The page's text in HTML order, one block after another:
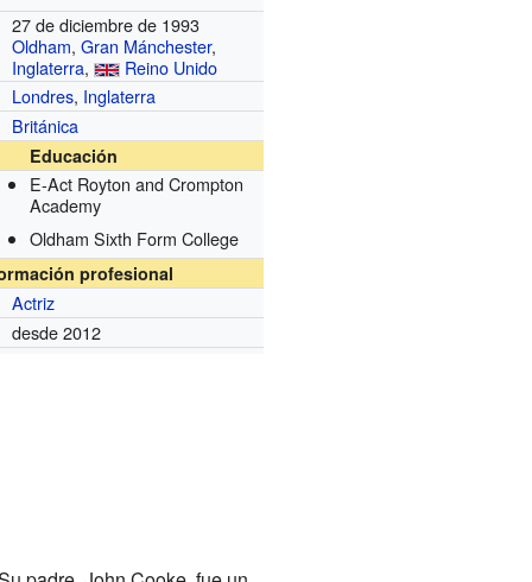
27 de diciembre de 1993
Oldham,Gran Mánchester,
Inglaterra, Reino Unido
Londres, Inglaterra
Británica
Educación
E-Act Royton and Crompton
Academy
Oldham Sixth Form College
profesional
Actriz
desde 2012